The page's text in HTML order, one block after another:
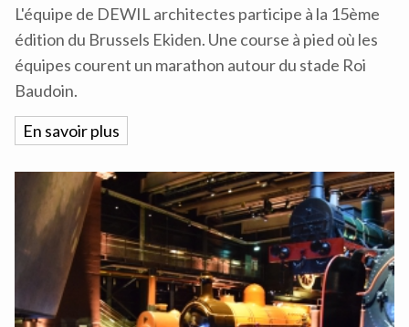
L'équipe de DEWIL architectes participe à la 15ème
édition du Brussels Ekiden. Une course à pied où les
équipes courent un marathon autour du stade Roi
Baudoin.
En savoir plus